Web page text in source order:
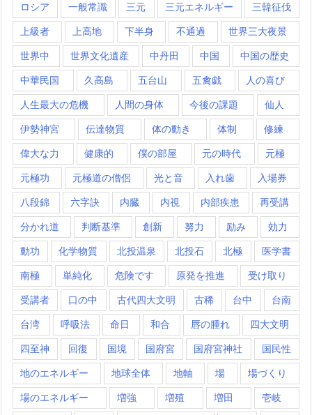
ロシア 一般常識 三元 三元エネルギー 三韓征伐
上級者 上高地 下半身 不通過 世界三大夜景
世界中 世界文化遺産 中丹田 中国 中国の歴史
中華民国 久高島 五台山 五禽戯 人の喜び
人生最大の危機 人間の身体 今後の課題 仙人
伊勢神宮 伝達物質 体の動き 体制 修練
偉大な力 健康的 僕の部屋 元の時代 元極
元極功 元極道の僧侶 光と音 入れ歯 入場券
八段錦 六字訣 内臓 内視 内部疾患 再受講
分かれ道 判断基準 創新 努力 励み 効力
動功 化学物質 北投温泉 北投石 北極 医学書
南極 単純化 危険です 原発を推進 受け取り
受講者 口の中 古代四大文明 古稀 台中 台南
台湾 呼吸法 命日 和合 唇の腫れ 四大文明
四至神 回復 国境 国府宮 国府宮神社 国民性
地のエネルギー 地球全体 地軸 場 場づくり
場のエネルギー 増強 増殖 増田 壱岐